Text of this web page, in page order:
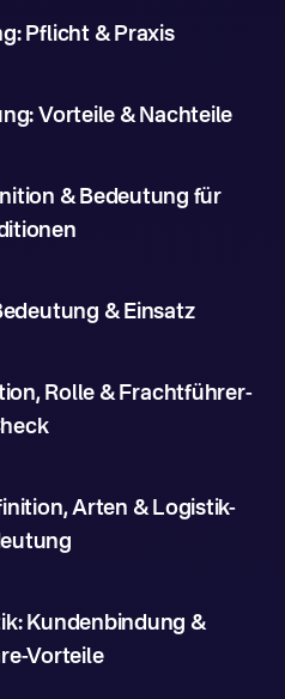
Pflicht & Praxis
Vorteile & Nachteile
& Bedeutung für
& Einsatz
Rolle & Frachtführer-
Arten & Logistik-
Kundenbindung &
Vorteile